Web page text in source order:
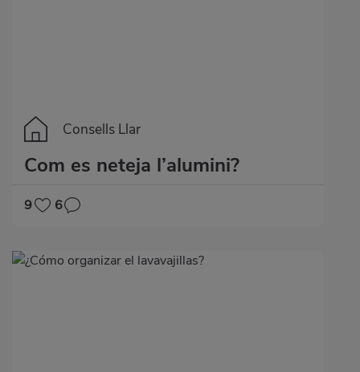
Consells Llar
Com es neteja l’alumini?
9 6